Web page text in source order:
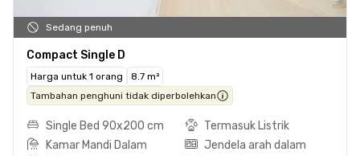
Sedang penuh
Compact Single D
Harga untuk 1 orang
8.7 m²
Tambahan penghuni tidak diperbolehkan
Single Bed 90x200 cm
Termasuk Listrik
Kamar Mandi Dalam
Jendela arah dalam